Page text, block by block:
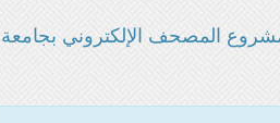
المصحف الإلكتروني بجامعة